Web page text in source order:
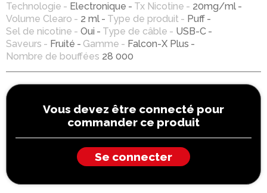
Technologie
Electronique Tx Nicotine
20mg/ml
Volume Clearo
2 ml Type de produit
Puff
Sel de nicotine
Oui Type de câble
USB-C
Saveurs
Fruité Gamme
Falcon-X Plus
Nombre de bouffées 28 000
Vous devez être connecté pour
commander ce produit
Se connecter